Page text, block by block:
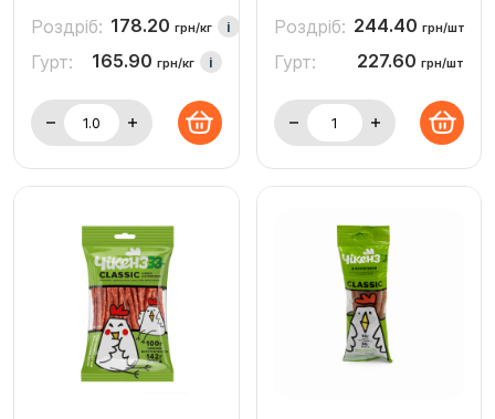
Роздріб: 178.20 грн/кг i
Гурт: 165.90 грн/кг i
Роздріб: 244.40 грн/шт
Гурт: 227.60 грн/шт